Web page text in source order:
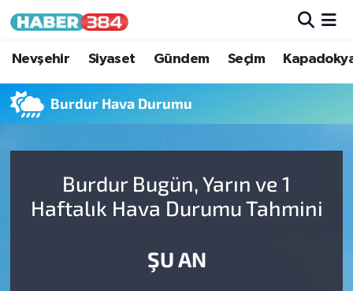
Nevşehir Siyaset Gündem Seçim
Burdur Hava Durumu
Burdur Bugün, Yarın ve 1
Haftalık Hava Durumu Tahmini
ŞU AN
Nöbetçi Eczaneler
Hava Durumu
Süper Lig Puan Durumu ve Fikstür
Tüm Manşetler
Son Dakika Haberleri